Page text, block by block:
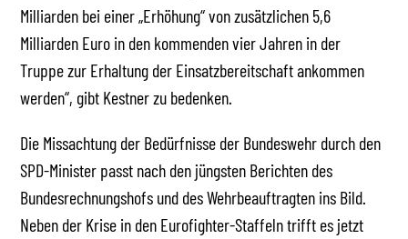
Milliarden bei einer „Erhöhung“ von zusätzlichen 5,6
Milliarden Euro in den kommenden vier Jahren in der
Truppe zur Erhaltung der Einsatzbereitschaft ankommen
werden“, gibt Kestner zu bedenken.
Die Missachtung der Bedürfnisse der Bundeswehr durch den
SPD-Minister passt nach den jüngsten Berichten des
Bundesrechnungshofs und des Wehrbeauftragten ins Bild.
Neben der Krise in den Eurofighter-Staffeln trifft es jetzt